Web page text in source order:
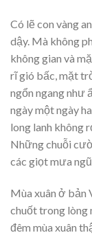
Có lẽ con vàng
dậy. Mà không
không gian và
rĩ gió bấc, mặt
ngổn ngang như
ngày một ngày
long lanh không
Những chuỗi
các giọt mưa
Mùa xuân ở bản
chuốt trong lòng
đêm mùa xuân